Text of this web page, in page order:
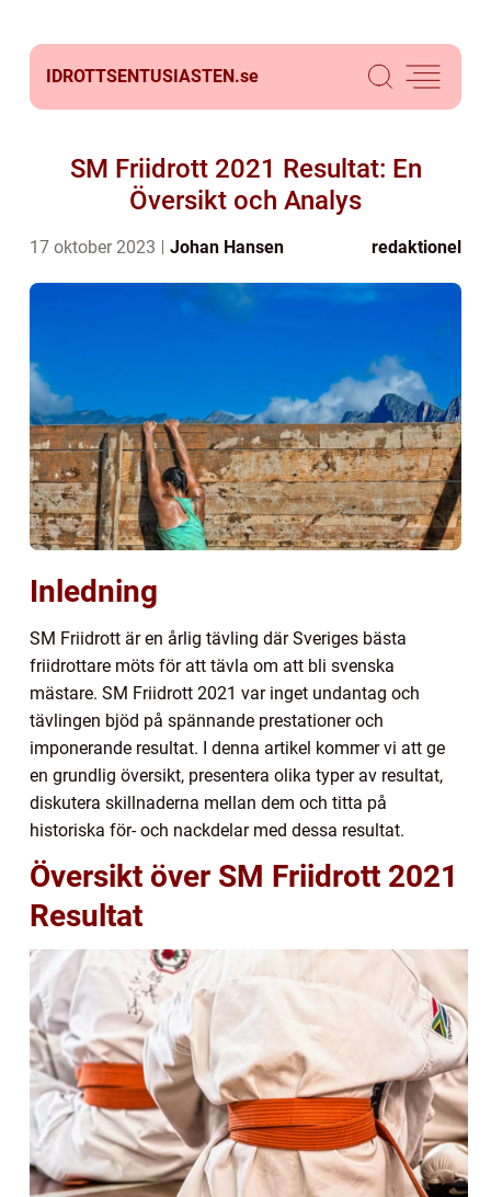
IDROTTSENTUSIASTEN.se
SM Friidrott 2021 Resultat: En
Översikt och Analys
17 oktober 2023 Johan Hansen redaktionel
Inledning
SM Friidrott är en årlig tävling där Sveriges bästa
friidrottare möts för att tävla om att bli svenska
mästare. SM Friidrott 2021 var inget undantag och
tävlingen bjöd på spännande prestationer och
imponerande resultat. I denna artikel kommer vi att ge
en grundlig översikt, presentera olika typer av resultat,
diskutera skillnaderna mellan dem och titta på
historiska för- och nackdelar med dessa resultat.
Översikt över SM Friidrott 2021
Resultat